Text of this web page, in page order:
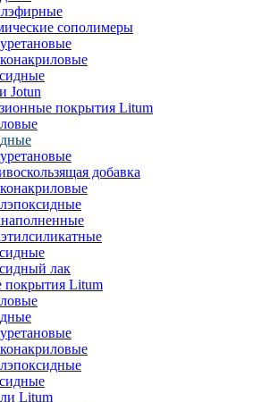
сополимеры
Jotun
покрытия Litum
добавка
лак
Litum
Litum